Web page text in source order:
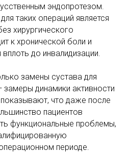
эндопротезом.
таких операций является
хирургического
к хронической боли и
до инвалидизации.
замены сустава для
динамики активности
что даже после
пациентов
функциональные проблемы,
периоде.